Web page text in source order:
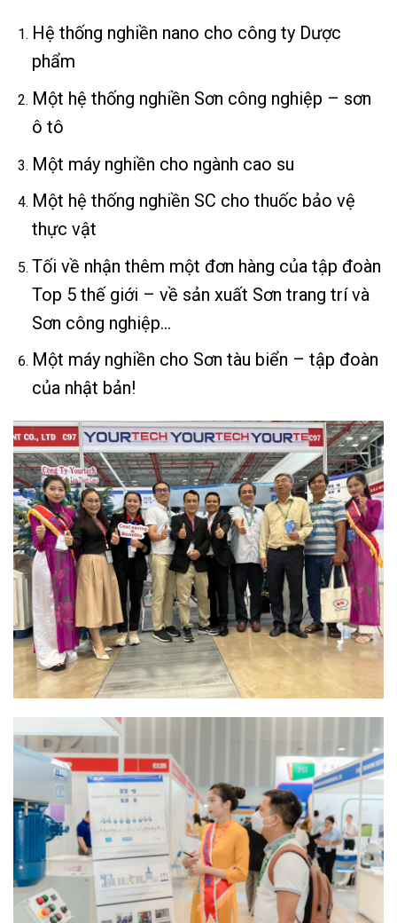
Hệ thống nghiền nano cho công ty Dược
phẩm
Một hệ thống nghiền Sơn công nghiệp – sơn
ô tô
Một máy nghiền cho ngành cao su
Một hệ thống nghiền SC cho thuốc bảo vệ
thực vật
Tối về nhận thêm một đơn hàng của tập đoàn
Top 5 thế giới – về sản xuất Sơn trang trí và
Sơn công nghiệp…
Một máy nghiền cho Sơn tàu biển – tập đoàn
của nhật bản!